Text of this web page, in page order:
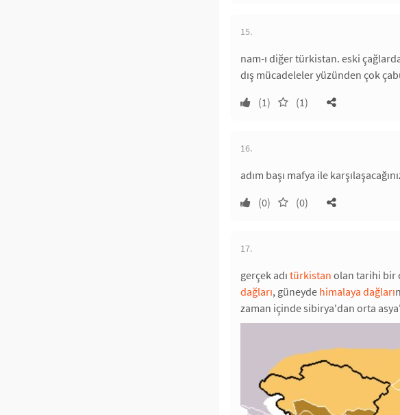
15.
nam-ı diğer türkistan. eski
dış mücadeleler yüzünden çok
(1)
(1)
16.
adım başı mafya ile
(0)
(0)
17.
gerçek adı türkistan olan tarihi bir
dağları, güneyde himalaya dağları
zaman içinde sibirya'dan orta